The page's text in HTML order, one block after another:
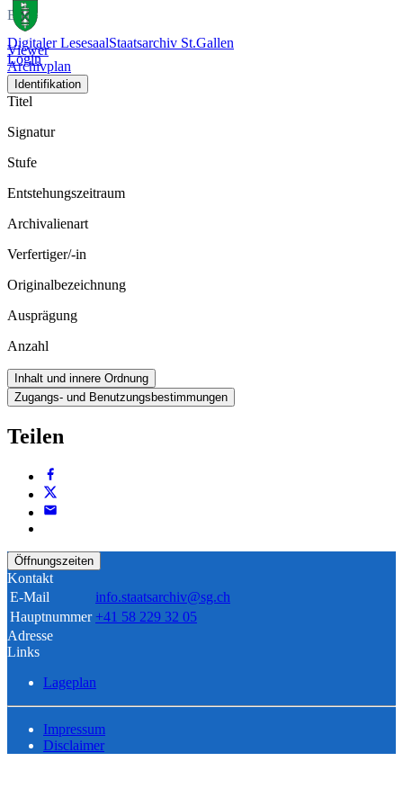
Digitaler LesesaalStaatsarchiv St.Gallen
Login
Bild
Viewer
Archivplan
Identifikation
Titel
Signatur
Stufe
Entstehungszeitraum
Archivalienart
Verfertiger/-in
Originalbezeichnung
Ausprägung
Anzahl
Inhalt und innere Ordnung
Zugangs- und Benutzungsbestimmungen
Teilen
Öffnungszeiten
Kontakt
E-Mail
info.staatsarchiv@sg.ch
Hauptnummer +41 58 229 32 05
Adresse
Links
Lageplan
Impressum
Disclaimer